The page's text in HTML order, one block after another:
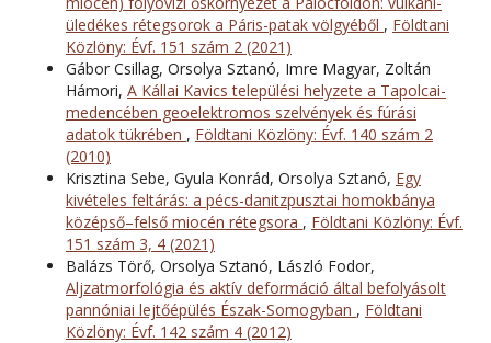
üledékes rétegsorok a Páris-patak völgyéből , Földtani
Közlöny: Évf. 151 szám 2 (2021)
Gábor Csillag, Orsolya Sztanó, Imre Magyar, Zoltán
Hámori, A Kállai Kavics települési helyzete a Tapolcai-
medencében geoelektromos szelvények és fúrási
adatok tükrében , Földtani Közlöny: Évf. 140 szám 2
(2010)
Krisztina Sebe, Gyula Konrád, Orsolya Sztanó, Egy
kivételes feltárás: a pécs-danitzpusztai homokbánya
középső–felső miocén rétegsora , Földtani Közlöny: Évf.
151 szám 3, 4 (2021)
Balázs Törő, Orsolya Sztanó, László Fodor,
Aljzatmorfológia és aktív deformáció által befolyásolt
pannóniai lejtőépülés Észak-Somogyban , Földtani
Közlöny: Évf. 142 szám 4 (2012)